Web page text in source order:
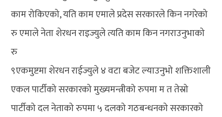
काम रोकिएको, यति काम एमाले प्रदेस सरकारले किन नगरेको
रु एमाले नेता शेरधन राइज्युले त्यति काम किन नगराउनुभाको
रु
९एकमुष्टमा शेरधन राईज्युले ४ वटा बजेट ल्याउनुभो शक्तिशाली
एकल पार्टीको सरकारको मुख्यमन्त्रीको रुपमा म त तेस्रो
पार्टीको दल नेताको रुपमा ५ दलको गठबन्धनको सरकारको